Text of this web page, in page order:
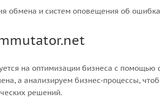
обмена и систем оповещения об
на оптимизации бизнеса с
а анализируем бизнес‑процессы,
решений.